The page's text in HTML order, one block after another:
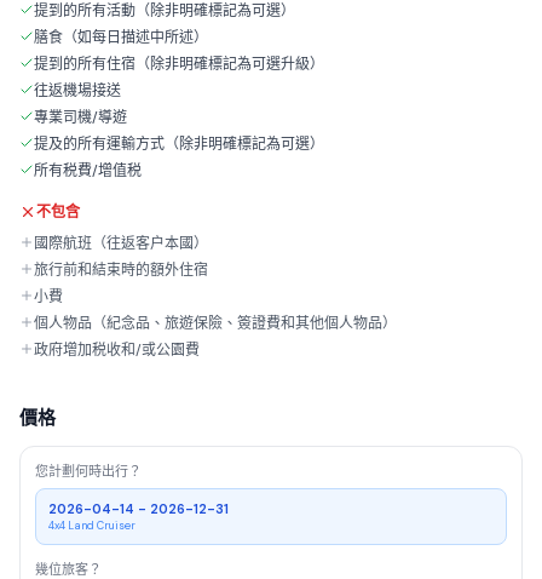
提到的所有活動（除非明確標記為可選）
膳食（如每日描述中所述）
提到的所有住宿（除非明確標記為可選升級）
往返機場接送
專業司機/導遊
提及的所有運輸方式（除非明確標記為可選）
所有税費/增值税
不包含
國際航班（往返客户本國）
旅行前和結束時的額外住宿
小費
個人物品（紀念品、旅遊保險、簽證費和其他個人物品）
政府增加税收和/或公園費
價格
您計劃何時出行？
2026-04-14 - 2026-12-31
4x4 Land Cruiser
幾位旅客？